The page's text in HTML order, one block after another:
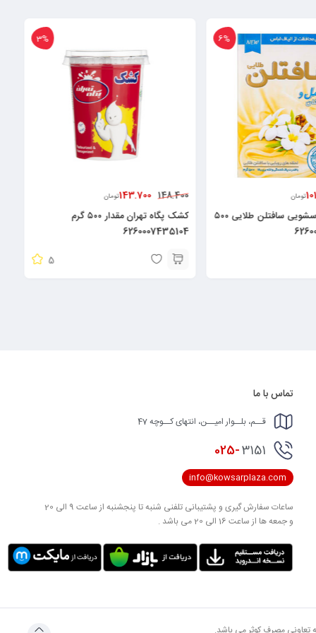
3%
تومان
کشک پگاه تهران مقدار ۵۰۰ گرم
13%
252.000
220.000تومان
۶۲۶۲۶۶۳۲۰۰۹۲۸
تماس با ما
قــم، بلــوار امیــن، انتهای کــوچه 47
025-3151
info@kowsarplaza.com
ساعات سفارش گیری و پشتیبانی تلفنی شنبه تا پنجشنبه از ساعت 9 الی 20
و جمعه ها از ساعت 16 الی 20 می باشد .
تعاونی مصرف کوثر می باشد.